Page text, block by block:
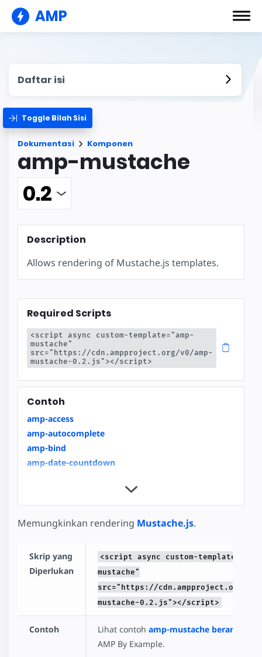
AMP
Daftar isi
Toggle Bilah Sisi
Dokumentasi Komponen
amp-mustache
Description
Allows rendering of Mustache.js templates.
Required Scripts
<script async custom-template="amp-
mustache"
src="https://cdn.ampproject.org/v0/amp-
mustache-0.2.js"></script>
Contoh
amp-access
amp-autocomplete
amp-bind
amp-date-countdown
amp-form
amp-inputmask
amp-mustache
amp-render
AMP for E-Commerce Getting Started
Product Browse Page
Client-side filtering
Memungkinkan rendering Mustache.js.
Skrip yang
Diperlukan
<script async custom-
mustache"
src="https://cdn.ampproject.org/v0/
mustache-0.2.js"></script>
Contoh Lihat contoh amp-mustache beranotasi
AMP By Example.